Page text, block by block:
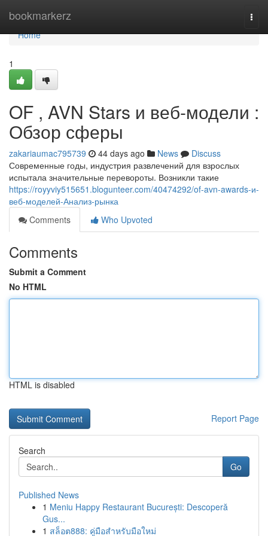
bookmarkerz
Home
Home
1
OF , AVN Stars и веб-модели :
Обзор сферы
zakariaumac795739 44 days ago News
Discuss
Современные годы, индустрия развлечений для взрослых
испытала значительные перевороты. Возникли такие
https://royyviy515651.blogunteer.com/40474292/of-avn-awards-и-
веб-моделей-Анализ-рынка
Comments
Who Upvoted
Comments
Submit a Comment
No HTML
HTML is disabled
Report Page
Search
Go
Published News
1 Meniu Happy Restaurant București: Descoperă
Gus...
1 สล็อต888: คู่มือสำหรับมือใหม่